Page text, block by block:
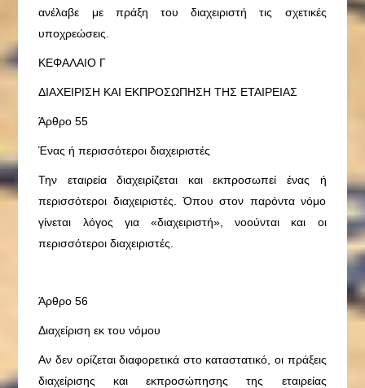
ανέλαβε με πράξη του διαχειριστή τις σχετικές
υποχρεώσεις.
ΚΕΦΑΛΑΙΟ Γ
ΔΙΑΧΕΙΡΙΣΗ ΚΑΙ ΕΚΠΡΟΣΩΠΗΣΗ ΤΗΣ ΕΤΑΙΡΕΙΑΣ
Άρθρο 55
Ένας ή περισσότεροι διαχειριστές
Την εταιρεία διαχειρίζεται και εκπροσωπεί ένας ή
περισσότεροι διαχειριστές. Όπου στον παρόντα νόμο
γίνεται λόγος για «διαχειριστή», νοούνται και οι
περισσότεροι διαχειριστές.
Άρθρο 56
Διαχείριση εκ του νόμου
Αν δεν ορίζεται διαφορετικά στο καταστατικό, οι πράξεις
διαχείρισης και εκπροσώπησης της εταιρείας